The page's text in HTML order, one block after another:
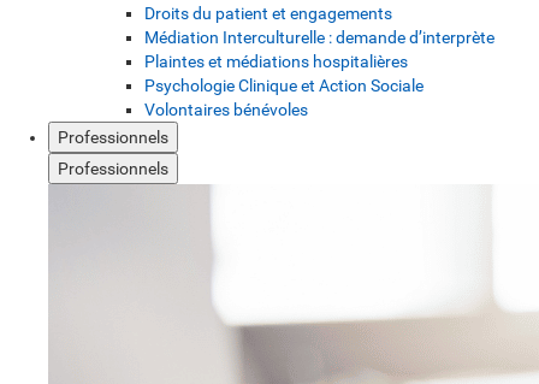
Droits du patient et engagements
Médiation Interculturelle : demande d’interprète
Plaintes et médiations hospitalières
Psychologie Clinique et Action Sociale
Volontaires bénévoles
Professionnels
Professionnels